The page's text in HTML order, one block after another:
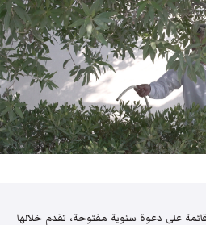
على دعوة سنوية مفتوحة، تقدم خلالها